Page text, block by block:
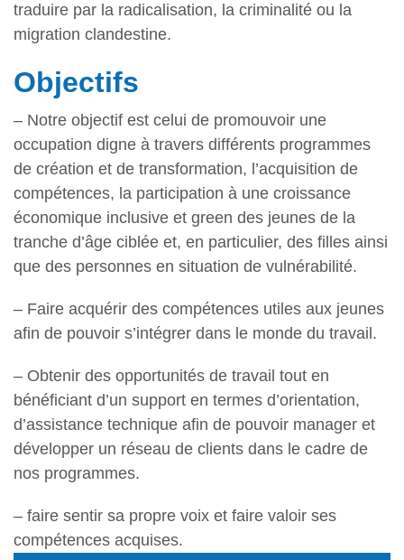
traduire par la radicalisation, la criminalité ou la
migration clandestine.
Objectifs
– Notre objectif est celui de promouvoir une
occupation digne à travers différents programmes
de création et de transformation, l’acquisition de
compétences, la participation à une croissance
économique inclusive et green des jeunes de la
tranche d’âge ciblée et, en particulier, des filles ainsi
que des personnes en situation de vulnérabilité.
– Faire acquérir des compétences utiles aux jeunes
afin de pouvoir s’intégrer dans le monde du travail.
– Obtenir des opportunités de travail tout en
bénéficiant d’un support en termes d’orientation,
d’assistance technique afin de pouvoir manager et
développer un réseau de clients dans le cadre de
nos programmes.
– faire sentir sa propre voix et faire valoir ses
compétences acquises.